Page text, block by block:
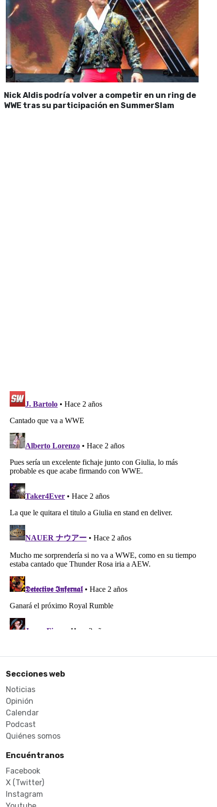
Nick Aldis podría volver a competir en un ring de
WWE tras su participación en SummerSlam
Secciones web
Noticias
Opinión
Calendar
Podcast
Quiénes somos
Encuéntranos
Facebook
X (Twitter)
Instagram